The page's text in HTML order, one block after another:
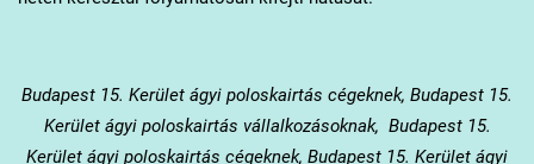
Budapest 15. Kerület ágyi poloskairtás cégeknek, Budapest 15.
Kerület ágyi poloskairtás vállalkozásoknak, Budapest 15.
Kerület ágyi poloskairtás cégeknek, Budapest 15. Kerület ágyi